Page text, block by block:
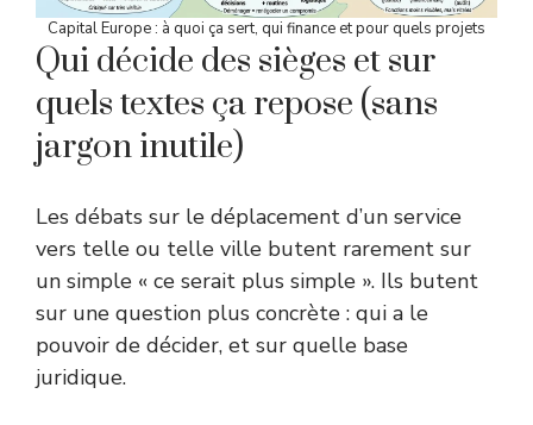
Capital Europe : à quoi ça sert, qui finance et pour quels projets
Qui décide des sièges et sur
quels textes ça repose (sans
jargon inutile)
Les débats sur le déplacement d’un service
vers telle ou telle ville butent rarement sur
un simple « ce serait plus simple ». Ils butent
sur une question plus concrète : qui a le
pouvoir de décider, et sur quelle base
juridique.